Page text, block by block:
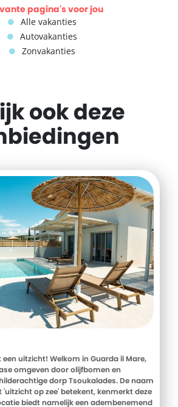
pagina's voor jou
Alle vakanties
Autovakanties
Zonvakanties
ook deze
een uitzicht! Welkom in Guarda il Mare,
omgeven door olijfbomen en
dorp Tsoukalades. De naam
'uitzicht op zee' betekent, kenmerkt deze
biedt namelijk een adembenemend